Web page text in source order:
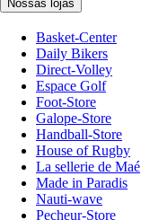
Nossas lojas
Basket-Center
Daily Bikers
Direct-Volley
Espace Golf
Foot-Store
Galope-Store
Handball-Store
House of Rugby
La sellerie de Maé
Made in Paradis
Nauti-wave
Pecheur-Store